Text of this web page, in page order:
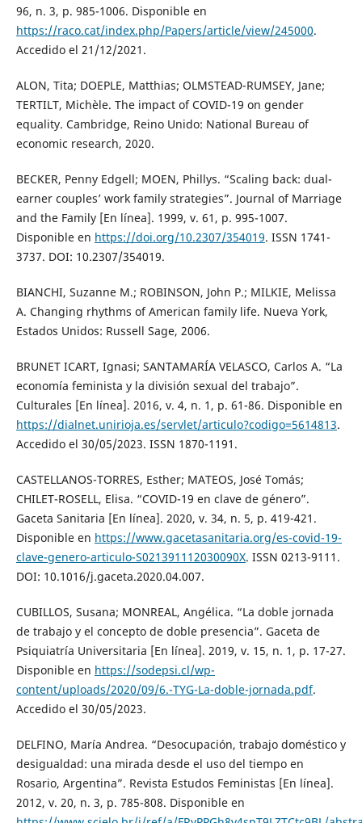
96, n. 3, p. 985-1006. Disponible en
https://raco.cat/index.php/Papers/article/view/245000.
Accedido el 21/12/2021.
ALON, Tita; DOEPLE, Matthias; OLMSTEAD-RUMSEY, Jane;
TERTILT, Michèle. The impact of COVID-19 on gender
equality. Cambridge, Reino Unido: National Bureau of
economic research, 2020.
BECKER, Penny Edgell; MOEN, Phillys. “Scaling back: dual-
earner couples’ work family strategies”. Journal of Marriage
and the Family [En línea]. 1999, v. 61, p. 995-1007.
Disponible en https://doi.org/10.2307/354019. ISSN 1741-
3737. DOI: 10.2307/354019.
BIANCHI, Suzanne M.; ROBINSON, John P.; MILKIE, Melissa
A. Changing rhythms of American family life. Nueva York,
Estados Unidos: Russell Sage, 2006.
BRUNET ICART, Ignasi; SANTAMARÍA VELASCO, Carlos A. “La
economía feminista y la división sexual del trabajo”.
Culturales [En línea]. 2016, v. 4, n. 1, p. 61-86. Disponible en
https://dialnet.unirioja.es/servlet/articulo?codigo=5614813.
Accedido el 30/05/2023. ISSN 1870-1191.
CASTELLANOS-TORRES, Esther; MATEOS, José Tomás;
CHILET-ROSELL, Elisa. “COVID-19 en clave de género”.
Gaceta Sanitaria [En línea]. 2020, v. 34, n. 5, p. 419-421.
Disponible en https://www.gacetasanitaria.org/es-covid-19-
clave-genero-articulo-S021391112030090X. ISSN 0213-9111.
DOI: 10.1016/j.gaceta.2020.04.007.
CUBILLOS, Susana; MONREAL, Angélica. “La doble jornada
de trabajo y el concepto de doble presencia”. Gaceta de
Psiquiatría Universitaria [En línea]. 2019, v. 15, n. 1, p. 17-27.
Disponible en https://sodepsi.cl/wp-
content/uploads/2020/09/6.-TYG-La-doble-jornada.pdf.
Accedido el 30/05/2023.
DELFINO, María Andrea. “Desocupación, trabajo doméstico y
desigualdad: una mirada desde el uso del tiempo en
Rosario, Argentina”. Revista Estudos Feministas [En línea].
2012, v. 20, n. 3, p. 785-808. Disponible en